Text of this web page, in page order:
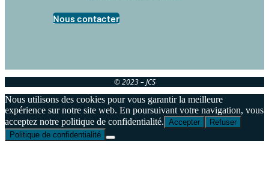
Nous contacter
© 2023 – JCS
Nous utilisons des cookies pour vous garantir la meilleure
expérience sur notre site web. En poursuivant votre navigation, vous
acceptez notre politique de confidentialité. Accepter
Refuser
Politique de confidentialité